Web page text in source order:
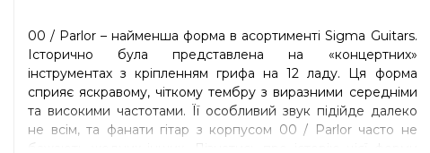
00 / Parlor – найменша форма в асортименті Sigma Guitars.
Історично була представлена на «концертних»
інструментах з кріпленням грифа на 12 ладу. Ця форма
сприяє яскравому, чіткому тембру з виразними середніми
та високими частотами. Її особливий звук підійде далеко
не всім, та фанати гітар з корпусом 00 / Parlor часто не